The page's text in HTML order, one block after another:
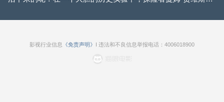
影视行业信息 《免责声明》 I 违法和不良信息举报电话：4006018900